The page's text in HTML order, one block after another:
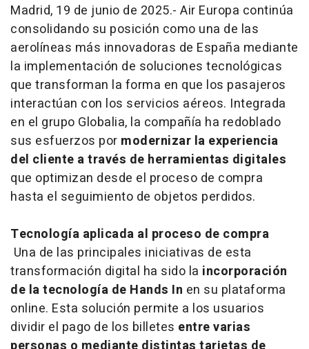
Madrid, 19 de junio de 2025.- Air Europa continúa
consolidando su posición como una de las
aerolíneas más innovadoras de España mediante
la implementación de soluciones tecnológicas
que transforman la forma en que los pasajeros
interactúan con los servicios aéreos. Integrada
en el grupo Globalia, la compañía ha redoblado
sus esfuerzos por modernizar la experiencia
del cliente a través de herramientas digitales
que optimizan desde el proceso de compra
hasta el seguimiento de objetos perdidos.
Tecnología aplicada al proceso de compra
Una de las principales iniciativas de esta
transformación digital ha sido la incorporación
de la tecnología de Hands In en su plataforma
online. Esta solución permite a los usuarios
dividir el pago de los billetes entre varias